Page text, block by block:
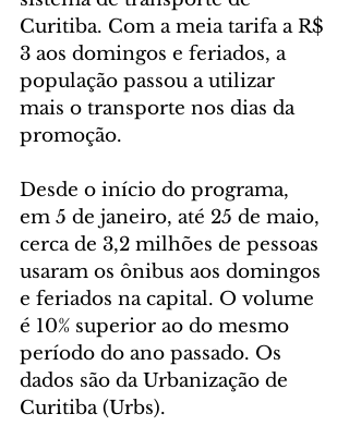
Curitiba. Com a meia tarifa a R$
3 aos domingos e feriados, a
população passou a utilizar
mais o transporte nos dias da
promoção.
Desde o início do programa,
em 5 de janeiro, até 25 de maio,
cerca de 3,2 milhões de pessoas
usaram os ônibus aos domingos
e feriados na capital. O volume
é 10% superior ao do mesmo
período do ano passado. Os
dados são da Urbanização de
Curitiba (Urbs).